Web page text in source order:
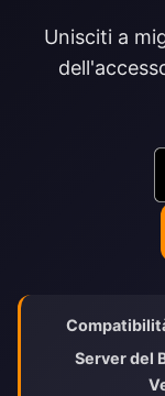
Unisciti a
Server del